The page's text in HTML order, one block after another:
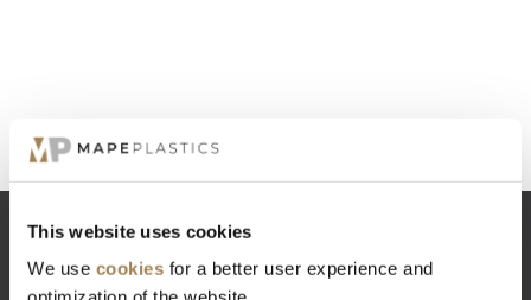
This website uses cookies
We use cookies for a better user experience and